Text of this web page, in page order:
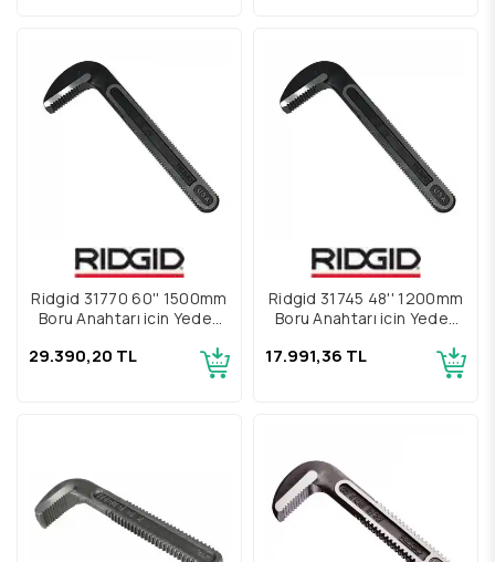
Ridgid 31770 60'' 1500mm
Boru Anahtarı için Yedek
29.390,20 TL
Ridgid 31745 48'' 1200mm
Boru Anahtarı için Yedek
17.991,36 TL